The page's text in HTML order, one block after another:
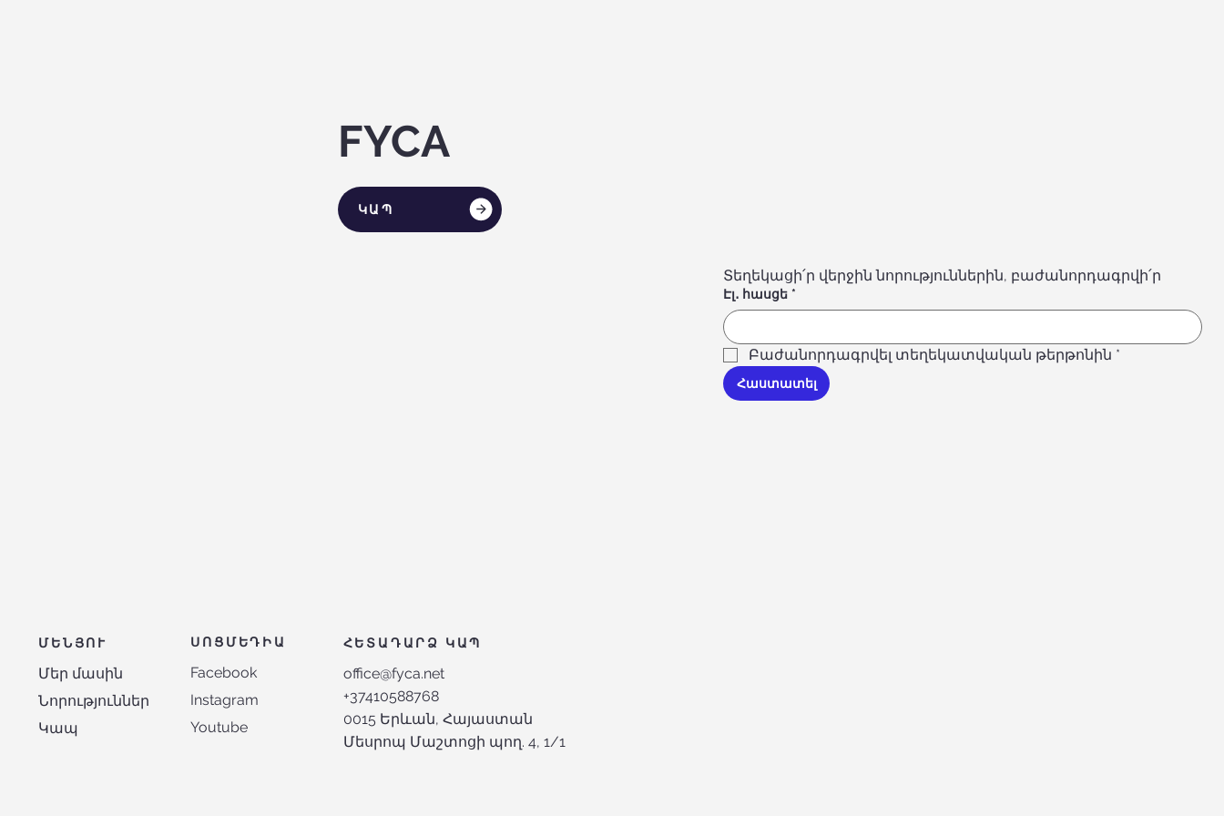
FYCA
ԿԱՊ
Տեղեկացի՛ր վերջին նորություններին, բաժանորդագրվի՛ր
Էլ․ հասցե *
Բաժանորդագրվել տեղեկատվական թերթոնին *
Հաստատել
ՄԵՆՅՈՒ
Մեր մասին
Նորություններ
Կապ
ՍՈՑՄԵԴԻԱ
Facebook
Instagram
Youtube
ՀԵՏԱԴԱՐՁ ԿԱՊ
office@fyca.net
+37410588768
0015 Երևան, Հայաստան
Մեսրոպ Մաշտոցի պող. 4, 1/1